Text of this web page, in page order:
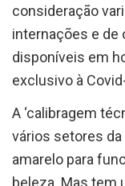
internações e de
disponíveis em
exclusivo à
A ‘calibragem
vários setores
amarelo para
beleza. Mas tem